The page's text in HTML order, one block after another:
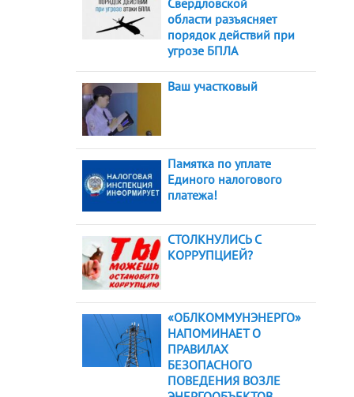
Свердловской
области разъясняет
порядок действий при
угрозе БПЛА
Ваш участковый
Памятка по уплате
Единого налогового
платежа!
СТОЛКНУЛИСЬ С
КОРРУПЦИЕЙ?
«ОБЛКОММУНЭНЕРГО»
НАПОМИНАЕТ О
ПРАВИЛАХ
БЕЗОПАСНОГО
ПОВЕДЕНИЯ ВОЗЛЕ